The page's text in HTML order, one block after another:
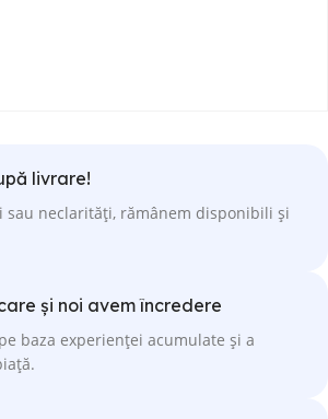
livrare!
sau neclarități, rămânem disponibili și
și noi avem încredere
baza experienței acumulate și a